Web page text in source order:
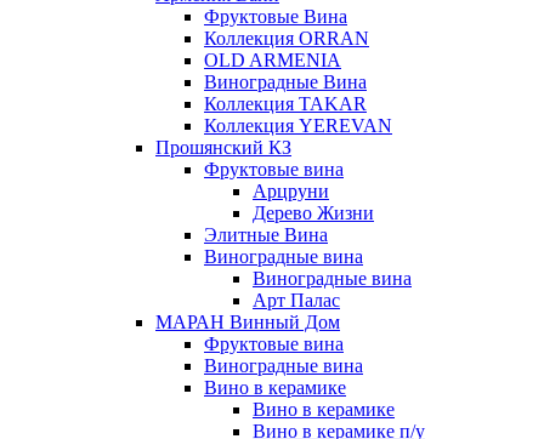
Фруктовые Вина
Коллекция ORRAN
OLD ARMENIA
Виноградные Вина
Коллекция TAKAR
Коллекция YEREVAN
Прошянский КЗ
Фруктовые вина
Арцруни
Дерево Жизни
Элитные Вина
Виноградные вина
Виноградные вина
Арт Палас
МАРАН Винный Дом
Фруктовые вина
Виноградные вина
Вино в керамике
Вино в керамике
Вино в керамике п/у